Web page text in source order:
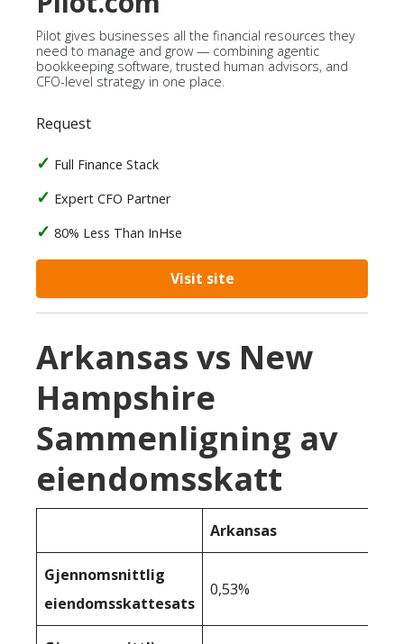
Pilot gives businesses all the financial resources they
need to manage and grow — combining agentic
bookkeeping software, trusted human advisors, and
CFO-level strategy in one place.
Request
Full Finance Stack
Expert CFO Partner
80% Less Than InHse
Visit site
Arkansas vs New
Hampshire
Sammenligning av
eiendomsskatt
Arkansas
Gjennomsnittlig
eiendomsskattesats
0,53%